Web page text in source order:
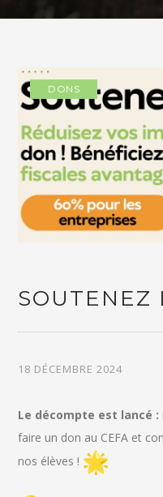
DONS
SOUTENEZ
18 DÉCEMBRE 2024
Le décompte est lancé :
faire un don au CEFA et
nos élèves !